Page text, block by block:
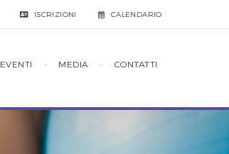
ISCRIZIONI CALENDARIO
EVENTI · MEDIA · CONTATTI